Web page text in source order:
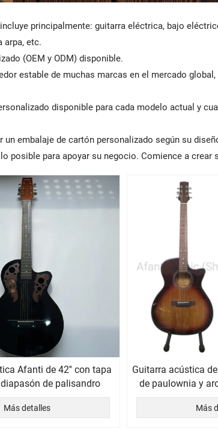
incluye principalmente: guitarra eléctrica, bajo
arpa, etc.
(OEM y ODM) disponible.
estable de muchas marcas en el mercado
disponible para cada modelo actual y
un embalaje de cartón personalizado según su
posible para apoyar su negocio. Comience a crear
Afanti de 42'' con tapa
de palisandro
Más detalles
Guitarra acústica
de paulownia y
Más